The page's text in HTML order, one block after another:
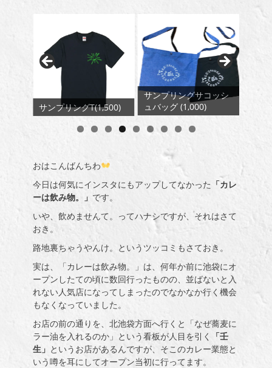
サンプリングサコッシ
ュバッグ (1,000)
MIX CD/2 and fro-
Stroll-(1,650)
おはこんばんちわ
今日は何気にインスタにもアップしてなかった 「カレ
ーは飲み物。」 です。
いや、飲めませんて。ってハナシですが、それはさて
おき。
路地裏ちゃうやんけ。というツッコミもさておき。
実は、「カレーは飲み物。」は、何年か前に池袋にオ
ープンしたての頃に数回行ったものの、並ばないと入
れない人気店になってしまったのでなかなか行く機会
もなくなっていました。
お店の前の通りを、北池袋方面へ行くと「なぜ蕎麦に
ラー油を入れるのか」という看板が人目を引く
「壬
生」 というお店があるんですが、そこのカレー業態と
いう噂を耳にしてオープン当初に行ってます。